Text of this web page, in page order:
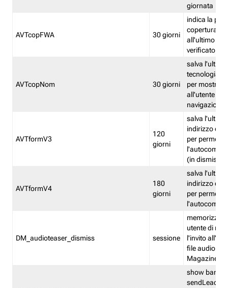
giornata
AVTcopFWA 30 giorni
indica la
copertura
all'ultimo
verificato
AVTcopNom 30 giorni
salva l'ultima
tecnologia
per
all'utente
navigazione
AVTformV3
120
giorni
salva l'ultimo
indirizzo di
per
(in
AVTformV4
180
giorni
salva l'ultimo
indirizzo di
per
DM_audioteaser_dismiss sessione
memorizza
utente di
l'invito
file audio del
Magazine
show banner
sendLead